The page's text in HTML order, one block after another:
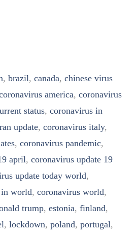
, brazil, canada, chinese virus
america, coronavirus
status, coronavirus in
update, coronavirus italy,
, coronavirus pandemic,
april, coronavirus update 19
update today world,
in world, coronavirus world,
trump, estonia, finland,
, lockdown, poland, portugal,